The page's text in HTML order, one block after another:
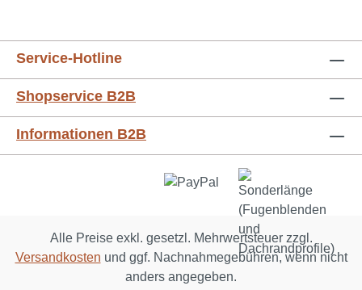
Service-Hotline
Shopservice B2B
Informationen B2B
Alle Preise exkl. gesetzl. Mehrwertsteuer zzgl.
Versandkosten und ggf. Nachnahmegebühren, wenn nicht
anders angegeben.